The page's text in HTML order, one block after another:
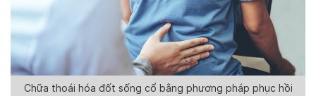
Chữa thoái hóa đốt sống cổ bằng phương pháp phục hồi